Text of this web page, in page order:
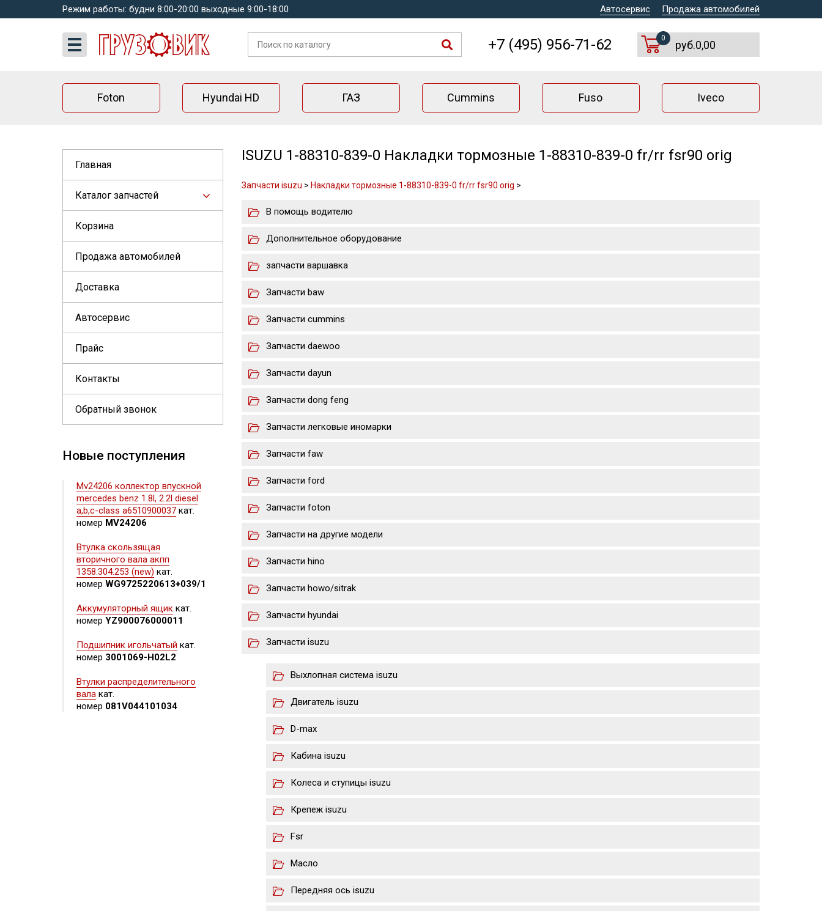
Режим работы: будни 8:00-20:00 выходные 9:00-18:00 Автосервис Продажа автомобилей
+7 (495) 956-71-62 0
руб.0,00
Foton Hyundai HD ГАЗ Cummins Fuso Iveco
Главная
Каталог запчастей
Корзина
Продажа автомобилей
Доставка
Автосервис
Прайс
Контакты
Обратный звонок
Новые поступления
Mv24206 коллектор впускной
mercedes benz 1.8l, 2.2l diesel
a,b,c-class a6510900037 кат.
номер MV24206
Втулка скользящая
вторичного вала акпп
1358.304.253 (new) кат.
номер WG9725220613+039/1
Аккумуляторный ящик кат.
номер YZ900076000011
Подшипник игольчатый кат.
номер 3001069-H02L2
Втулки распределительного
вала кат.
номер 081V044101034
ISUZU 1-88310-839-0 Накладки тормозные 1-88310-839-0 fr/rr fsr90 orig
Запчасти isuzu > Накладки тормозные 1-88310-839-0 fr/rr fsr90 orig >
В помощь водителю
Дополнительное оборудование
запчасти варшавка
Запчасти baw
Запчасти cummins
Запчасти daewoo
Запчасти dayun
Запчасти dong feng
Запчасти легковые иномарки
Запчасти faw
Запчасти ford
Запчасти foton
Запчасти на другие модели
Запчасти hino
Запчасти howo/sitrak
Запчасти hyundai
Запчасти isuzu
Выхлопная система isuzu
Двигатель isuzu
D-max
Кабина isuzu
Колеса и ступицы isuzu
Крепеж isuzu
Fsr
Масло
Передняя ось isuzu